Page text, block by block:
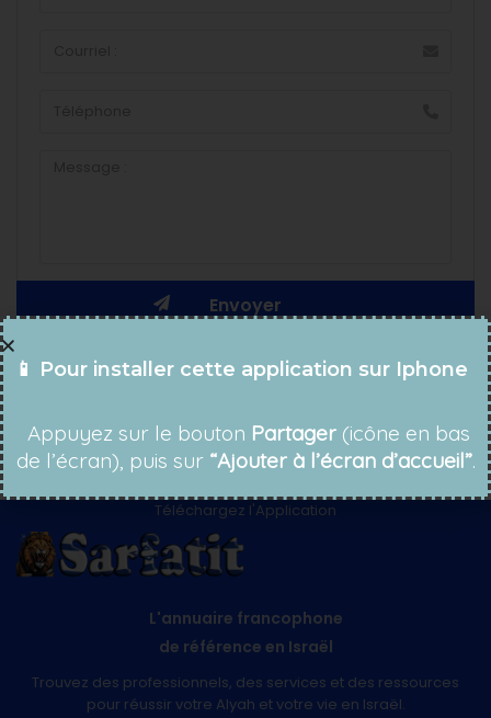
Téléchargez l'Application
L'annuaire francophone
de référence en Israël
Trouvez des professionnels, des services et des ressources
pour réussir votre Alyah et votre vie en Israël.
📱 Pour installer cette application sur Iphone
Appuyez sur le bouton Partager(icône en bas
de l’écran), puis sur “Ajouter à l’écran d’accueil”.